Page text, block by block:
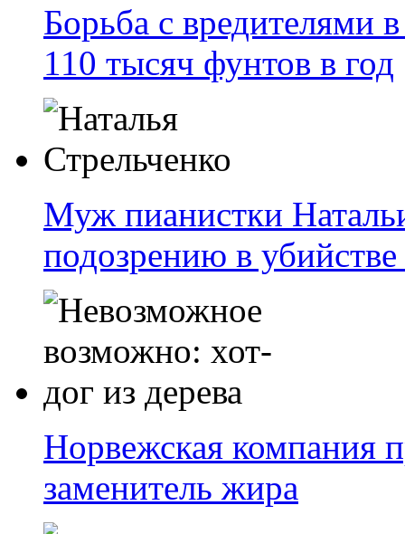
Борьба с вредителями
110 тысяч фунтов в год
Муж пианистки
подозрению в
Норвежская компания
заменитель жира